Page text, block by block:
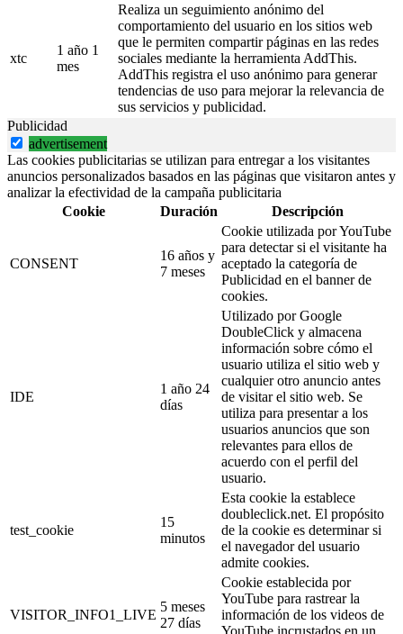
xtc
1 año 1
mes
Realiza un seguimiento anónimo del
comportamiento del usuario en los sitios web
que le permiten compartir páginas en las redes
sociales mediante la herramienta AddThis.
AddThis registra el uso anónimo para generar
tendencias de uso para mejorar la relevancia de
sus servicios y publicidad.
Publicidad
advertisement
Las cookies publicitarias se utilizan para entregar a los visitantes
anuncios personalizados basados en las páginas que visitaron antes y
analizar la efectividad de la campaña publicitaria
Cookie
Duración Descripción
CONSENT
16 años y
7 meses
Cookie utilizada por YouTube
para detectar si el visitante ha
aceptado la categoría de
Publicidad en el banner de
cookies.
IDE
1 año 24
días
Utilizado por Google
DoubleClick y almacena
información sobre cómo el
usuario utiliza el sitio web y
cualquier otro anuncio antes
de visitar el sitio web. Se
utiliza para presentar a los
usuarios anuncios que son
relevantes para ellos de
acuerdo con el perfil del
usuario.
test_cookie
15
minutos
Esta cookie la establece
doubleclick.net. El propósito
de la cookie es determinar si
el navegador del usuario
admite cookies.
VISITOR_INFO1_LIVE
5 meses
27 días
Cookie establecida por
YouTube para rastrear la
información de los videos de
YouTube incrustados en un